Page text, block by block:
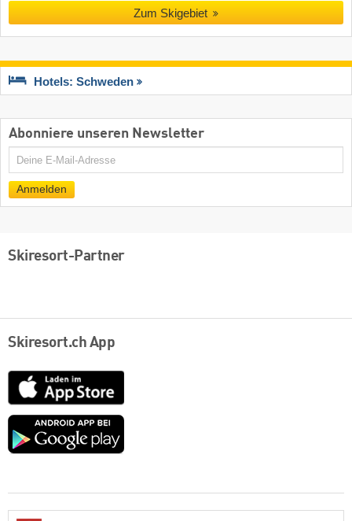
Zum Skigebiet
Hotels: Schweden
Abonniere unseren Newsletter
E-
Anmelden
Skiresort-Partner
Skiresort.ch App
App
Store
Google